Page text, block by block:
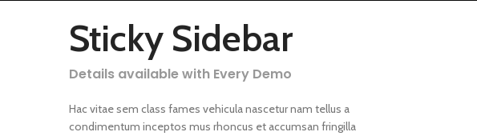
Sticky Sidebar
Details available with Every Demo
Hac vitae sem class fames vehicula nascetur nam tellus a
condimentum inceptos mus rhoncus et accumsan fringilla